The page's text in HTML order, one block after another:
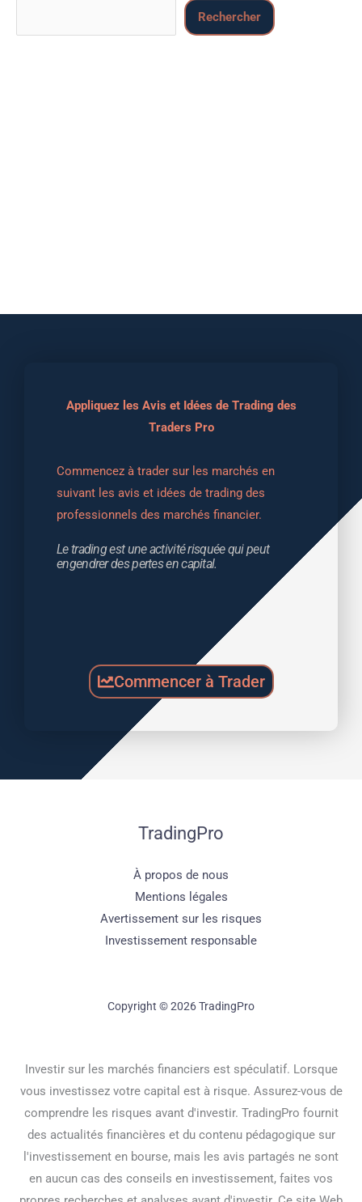
Rechercher
Appliquez les Avis et Idées de Trading des
Traders Pro
Commencez à trader sur les marchés en
suivant les avis et idées de trading des
professionnels des marchés financier.
Le trading est une activité risquée qui peut
engendrer des pertes en capital.
Commencer à Trader
TradingPro
À propos de nous
Mentions légales
Avertissement sur les risques
Investissement responsable
Copyright © 2026 TradingPro
Investir sur les marchés financiers est spéculatif. Lorsque
vous investissez votre capital est à risque. Assurez-vous de
comprendre les risques avant d'investir. TradingPro fournit
des actualités financières et du contenu pédagogique sur
l'investissement en bourse, mais les avis partagés ne sont
en aucun cas des conseils en investissement, faites vos